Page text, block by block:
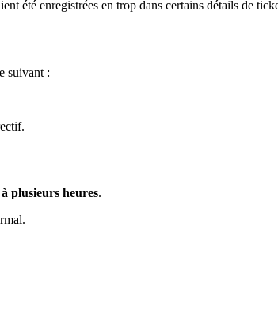
été enregistrées en trop dans certains détails de
suivant :
plusieurs heures.